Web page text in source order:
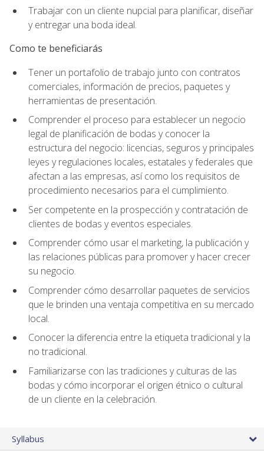
Trabajar con un cliente nupcial para planificar, diseñar
y entregar una boda ideal.
Como te beneficiarás
Tener un portafolio de trabajo junto con contratos
comerciales, información de precios, paquetes y
herramientas de presentación.
Comprender el proceso para establecer un negocio
legal de planificación de bodas y conocer la
estructura del negocio: licencias, seguros y principales
leyes y regulaciones locales, estatales y federales que
afectan a las empresas, así como los requisitos de
procedimiento necesarios para el cumplimiento.
Ser competente en la prospección y contratación de
clientes de bodas y eventos especiales.
Comprender cómo usar el marketing, la publicación y
las relaciones públicas para promover y hacer crecer
su negocio.
Comprender cómo desarrollar paquetes de servicios
que le brinden una ventaja competitiva en su mercado
local.
Conocer la diferencia entre la etiqueta tradicional y la
no tradicional.
Familiarizarse con las tradiciones y culturas de las
bodas y cómo incorporar el origen étnico o cultural
de un cliente en la celebración.
Syllabus